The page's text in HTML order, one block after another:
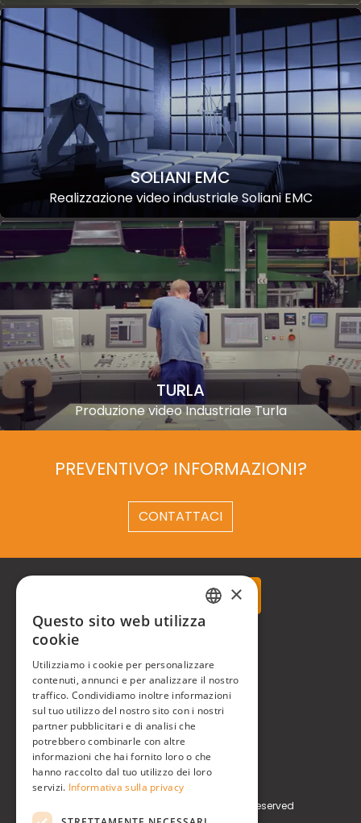
SOLIANI EMC
Realizzazione video industriale Soliani EMC
TURLA
Produzione video Industriale Turla
PREVENTIVO? INFORMAZIONI?
CONTATTACI
P.zzale Arduino, 11 - Milano (MI)
Phone+39 0248519908
E-mail info@realtimegroup.it
P. IVA / C.F. 02794870960
Copyright © Real Time® S.r.l. All rights reserved
×
Questo sito web utilizza
cookie
Utilizziamo i cookie per personalizzare
contenuti, annunci e per analizzare il nostro
traffico. Condividiamo inoltre informazioni
sul tuo utilizzo del nostro sito con i nostri
partner pubblicitari e di analisi che
potrebbero combinarle con altre
informazioni che hai fornito loro o che
hanno raccolto dal tuo utilizzo dei loro
servizi. Informativa sulla privacy